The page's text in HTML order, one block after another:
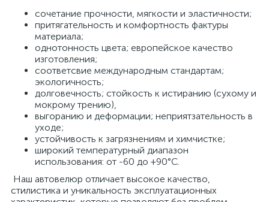
сочетание прочности, мягкости и эластичности;
притягательность и комфортность фактуры
материала;
однотонность цвета; европейское качество
изготовления;
соответсвие международным стандартам;
экологичность;
долговечность; стойкость к истиранию (сухому и
мокрому трению),
выгоранию и деформации; неприятзательность в
уходе;
устойчивость к загрязнениям и химчистке;
широкий температурный диапазон
использования: от -60 до +90°С.
Наш автовелюр отличает высокое качество,
стилистика и уникальность эксплуатационных